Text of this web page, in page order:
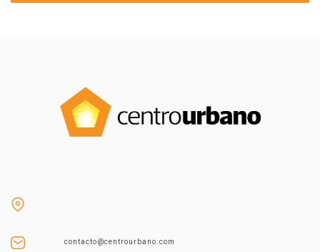
contacto@centrourbano.com